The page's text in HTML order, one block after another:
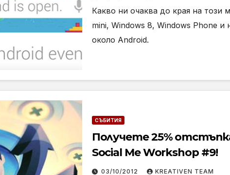
Какво ни очаква до края на този
mini, Windows 8, Windows Phone и
около Android.
СЪБИТИЯ
Получете 25%
Social Me Workshop #9!
03/10/2012 KREATIVEN TEAM